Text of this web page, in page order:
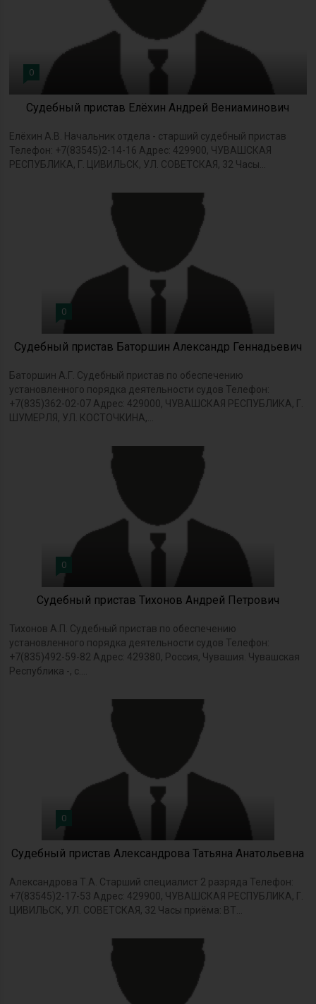
0
Судебный пристав Елёхин Андрей Вениаминович
Елёхин А.В. Начальник отдела - старший судебный пристав
Телефон: +7(83545)2-14-16 Адрес: 429900, ЧУВАШСКАЯ
РЕСПУБЛИКА, Г. ЦИВИЛЬСК, УЛ. СОВЕТСКАЯ, 32 Часы...
0
Судебный пристав Баторшин Александр Геннадьевич
Баторшин А.Г. Судебный пристав по обеспечению
установленного порядка деятельности судов Телефон:
+7(835)362-02-07 Адрес: 429000, ЧУВАШСКАЯ РЕСПУБЛИКА, Г.
ШУМЕРЛЯ, УЛ. КОСТОЧКИНА,...
0
Судебный пристав Тихонов Андрей Петрович
Тихонов А.П. Судебный пристав по обеспечению
установленного порядка деятельности судов Телефон:
+7(835)492-59-82 Адрес: 429380, Россия, Чувашия. Чувашская
Республика -, с....
0
Судебный пристав Александрова Татьяна Анатольевна
Александрова Т.А. Старший специалист 2 разряда Телефон:
+7(83545)2-17-53 Адрес: 429900, ЧУВАШСКАЯ РЕСПУБЛИКА, Г.
ЦИВИЛЬСК, УЛ. СОВЕТСКАЯ, 32 Часы приёма: ВТ...